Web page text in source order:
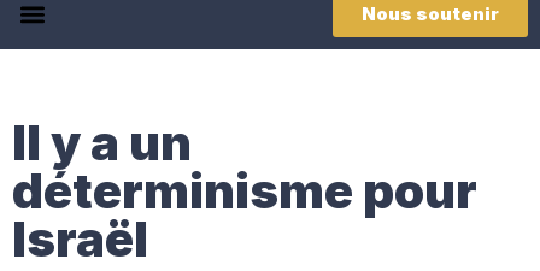
Nous soutenir
Il y a un
déterminisme pour
Israël